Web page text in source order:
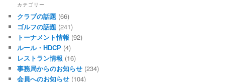
カテゴリー
クラブの話題 (66)
ゴルフの話題 (241)
トーナメント情報 (92)
ルール・HDCP (4)
レストラン情報 (16)
事務局からのお知らせ (234)
会員へのお知らせ (104)